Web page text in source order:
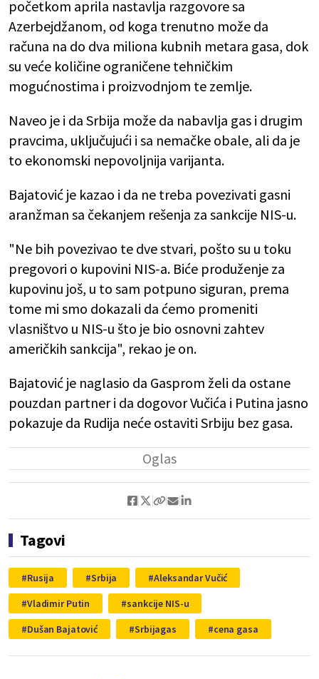
početkom aprila nastavlja razgovore sa
Azerbejdžanom, od koga trenutno može da
računa na do dva miliona kubnih metara gasa, dok
su veće količine ograničene tehničkim
mogućnostima i proizvodnjom te zemlje.
Naveo je i da Srbija može da nabavlja gas i drugim
pravcima, uključujući i sa nemačke obale, ali da je
to ekonomski nepovoljnija varijanta.
Bajatović je kazao i da ne treba povezivati gasni
aranžman sa čekanjem rešenja za sankcije NIS-u.
"Ne bih povezivao te dve stvari, pošto su u toku
pregovori o kupovini NIS-a. Biće produženje za
kupovinu još, u to sam potpuno siguran, prema
tome mi smo dokazali da ćemo promeniti
vlasništvo u NIS-u što je bio osnovni zahtev
američkih sankcija", rekao je on.
Bajatović je naglasio da Gasprom želi da ostane
pouzdan partner i da dogovor Vučića i Putina jasno
pokazuje da Rudija neće ostaviti Srbiju bez gasa.
Tagovi
Rusija Srbija
Aleksandar Vučić
Vladimir Putin
sankcije NIS-u
Dušan Bajatović
Srbijagas cena gasa